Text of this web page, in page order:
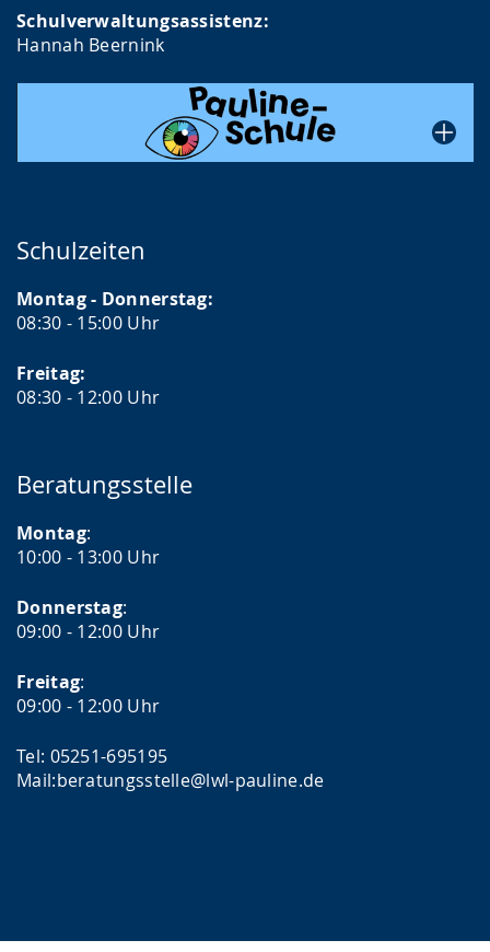
Schulverwaltungsassistenz:
Hannah Beernink
Schulzeiten
Montag - Donnerstag:
08:30 - 15:00 Uhr
Freitag:
08:30 - 12:00 Uhr
Beratungsstelle
Montag:
10:00 - 13:00 Uhr
Donnerstag:
09:00 - 12:00 Uhr
Freitag:
09:00 - 12:00 Uhr
Tel: 05251-695195
Mail:beratungsstelle@lwl-pauline.de